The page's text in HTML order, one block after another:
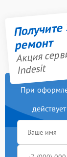
ремонт
Акция
Indesit
При